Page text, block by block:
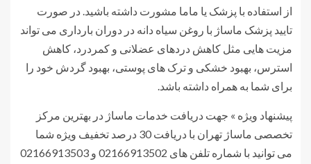
از استفاده با پزشک یا ماما مشورت داشته باشید. در صورت
تایید پزشک ماساژ با روغن سیاه دانه در دوران بارداری می تواند
مزیت هایی مثل کاهش دردهای عضلانی و کمردرد، کاهش
استرس، بهبود خشکی و ترک های پوستی، بهبود گردش خود را
برای شما به همراه داشته باشد.
پیشنهاد ویژه » جهت دریافت خدمات ماساژ در بهترین مرکز
تخصصی ماساژ تهران با دریافت 30 درصد تخفیف ویژه شما
می توانید با شماره تلفن های 02166913502 و 02166913503